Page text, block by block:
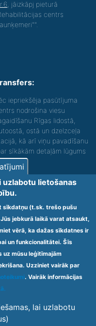
, jāizkāpj pieturā
centrs
iepriekšēja pasūtījuma
nodrošina viesu
Rīgas lidostā,
ostā un dzelzceļa
kā arī viņu pavadīšanu
sīkākām detaļām lūgums
personām ar
SIA „Sanare-KRC
ir nodrošināta vides
traucējumiem,
Ministru kabineta
Nr.60 „Noteikumi par
iestādēm un to
– 64003
un privātuma politika
uzlabotu lietošanas
sīkdatņu (t.sk. trešo pušu
jebkurā laikā varat atsaukt,
vērā, ka dažas sīkdatnes ir
un funkcionalitātei. Šīs
mūsu leģitīmajām
Uzziniet vairāk par
. Vairāk informācijas
lai uzlabotu